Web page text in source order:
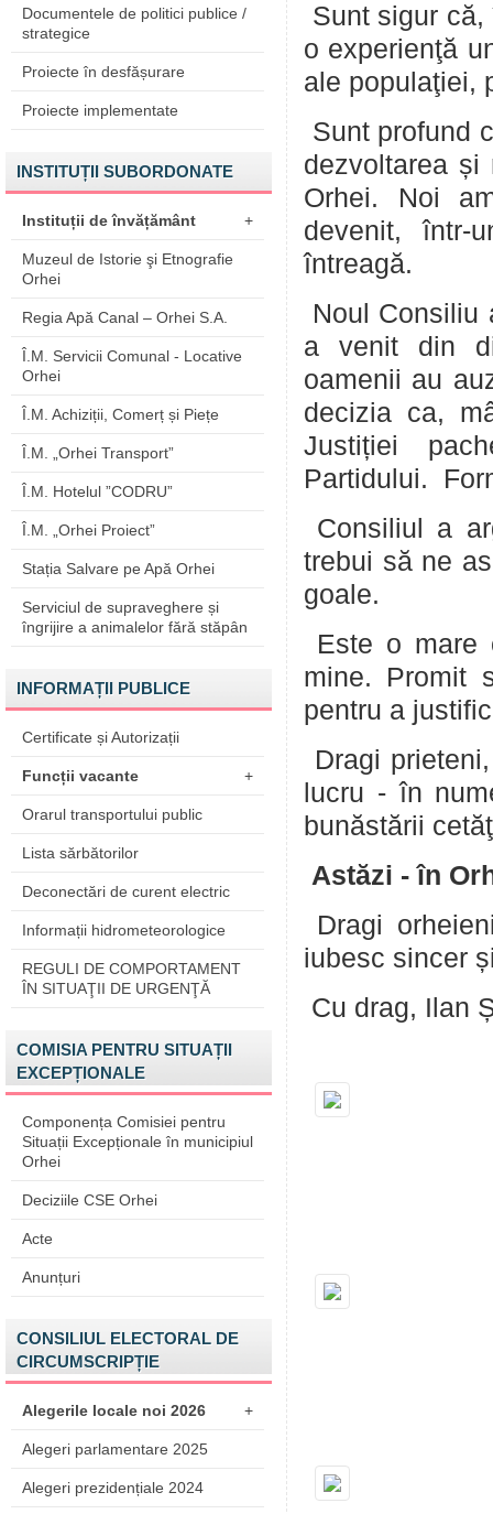
Documentele de politici publice /
strategice
Proiecte în desfășurare
Proiecte implementate
INSTITUȚII SUBORDONATE
Instituții de învățământ +
Muzeul de Istorie şi Etnografie
Orhei
Regia Apă Canal – Orhei S.A.
Î.M. Servicii Comunal - Locative
Orhei
Î.M. Achiziții, Comerț și Piețe
Î.M. „Orhei Transport”
Î.M. Hotelul ”CODRU”
Î.M. „Orhei Proiect”
Stația Salvare pe Apă Orhei
Serviciul de supraveghere și
îngrijire a animalelor fără stăpân
INFORMAȚII PUBLICE
Certificate și Autorizații
Funcții vacante +
Orarul transportului public
Lista sărbătorilor
Deconectări de curent electric
Informații hidrometeorologice
REGULI DE COMPORTAMENT
ÎN SITUAŢII DE URGENŢĂ
COMISIA PENTRU SITUAȚII
EXCEPȚIONALE
Componența Comisiei pentru
Situații Excepționale în municipiul
Orhei
Deciziile CSE Orhei
Acte
Anunțuri
CONSILIUL ELECTORAL DE
CIRCUMSCRIPȚIE
Alegerile locale noi 2026 +
Alegeri parlamentare 2025
Alegeri prezidențiale 2024
Sunt sigur
o experienţă
ale populaţiei,
Sunt profund
dezvoltarea și
Orhei. Noi
devenit, într-
întreagă.
Noul Consiliu
a venit din
oamenii au
decizia ca,
Justiției
Partidului.
Consiliul a
trebui să ne
goale.
Este o mare
mine. Promit
pentru a
Dragi
lucru - în
bunăstării
Astăzi - în
Dragi
iubesc sincer
Cu drag, Ilan